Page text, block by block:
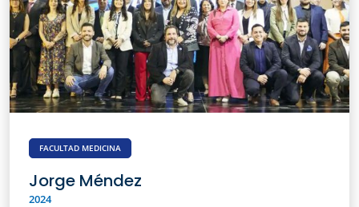
FACULTAD MEDICINA
Jorge Méndez
2024